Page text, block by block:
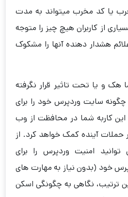
یا کد مخرب میتواند به مدت
از کاربران هیچ چیز را متوجه
هشدار دهنده آنها را مشکوک
و یا تحت تاثیر قرار نگرفته
چگونه سایت وردپرس خود را برای
کاربه شما در محافظت از وب
حملات آینده کمک خواهد کرد. از
امنیت وردپرس را برای
خود (بدون نیاز به مهارت های
ترتیب، نگاهی به چگونگی اسکن